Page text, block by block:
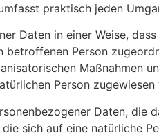
praktisch jeden
Daten in einer Weise,
Person
Maßnahmen
Person zugewiesen
Daten, die
sich auf eine natürliche